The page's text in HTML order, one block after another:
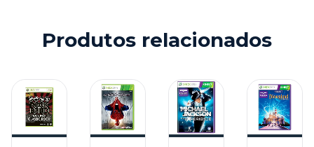
Produtos relacionados